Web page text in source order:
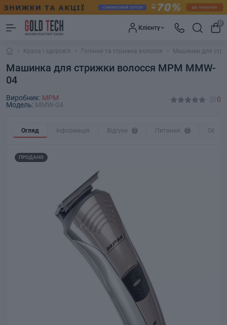
Клієнту
0
Краса і здоров'я Гоління та стрижка волосся Машинки для
Машинка для стрижки волосся MPM MMW-
04
Виробник: MPM
Модель: MMW-04
0
Огляд Інформація Відгуки 0 Питання 0 Обмін
ПРОДАНО